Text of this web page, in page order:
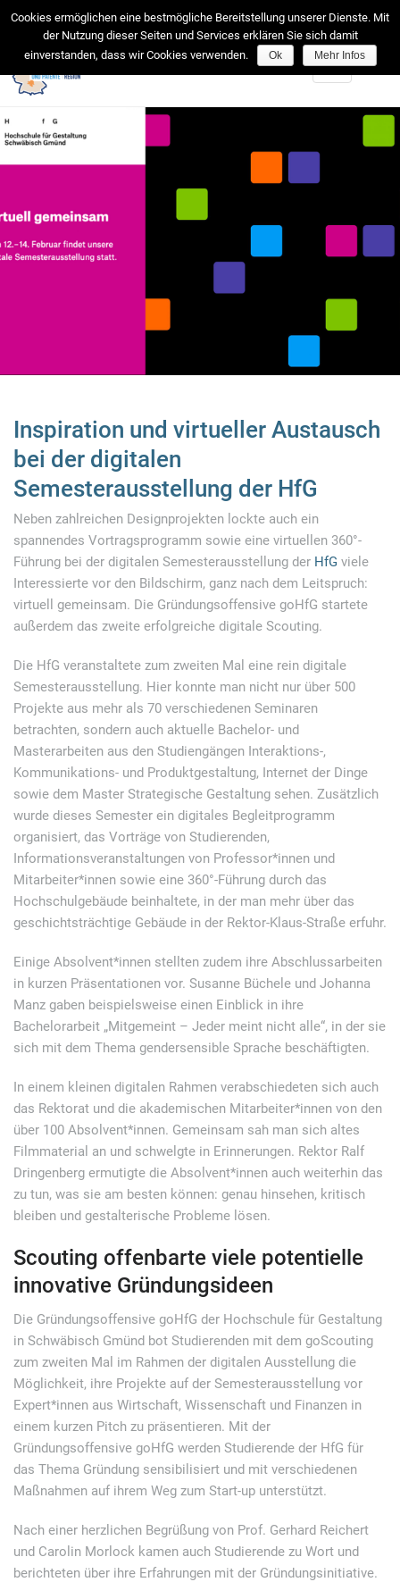
facebook
Toggle
Inspiration und virtueller Austausch
bei der digitalen
Semesterausstellung der HfG
Neben zahlreichen Designprojekten lockte auch ein
spannendes Vortragsprogramm sowie eine virtuellen 360°-
Führung bei der digitalen Semesterausstellung der HfG viele
Interessierte vor den Bildschirm, ganz nach dem Leitspruch:
virtuell gemeinsam. Die Gründungsoffensive goHfG startete
außerdem das zweite erfolgreiche digitale Scouting.
Die HfG veranstaltete zum zweiten Mal eine rein digitale
Semesterausstellung. Hier konnte man nicht nur über 500
Projekte aus mehr als 70 verschiedenen Seminaren
betrachten, sondern auch aktuelle Bachelor- und
Masterarbeiten aus den Studiengängen Interaktions-,
Kommunikations- und Produktgestaltung, Internet der Dinge
sowie dem Master Strategische Gestaltung sehen. Zusätzlich
wurde dieses Semester ein digitales Begleitprogramm
organisiert, das Vorträge von Studierenden,
Informationsveranstaltungen von Professor*innen und
Mitarbeiter*innen sowie eine 360°-Führung durch das
Hochschulgebäude beinhaltete, in der man mehr über das
geschichtsträchtige Gebäude in der Rektor-Klaus-Straße erfuhr.
Einige Absolvent*innen stellten zudem ihre Abschlussarbeiten
in kurzen Präsentationen vor. Susanne Büchele und Johanna
Manz gaben beispielsweise einen Einblick in ihre
Bachelorarbeit „Mitgemeint – Jeder meint nicht alle“, in der sie
sich mit dem Thema gendersensible Sprache beschäftigten.
In einem kleinen digitalen Rahmen verabschiedeten sich auch
das Rektorat und die akademischen Mitarbeiter*innen von den
über 100 Absolvent*innen. Gemeinsam sah man sich altes
Filmmaterial an und schwelgte in Erinnerungen. Rektor Ralf
Dringenberg ermutigte die Absolvent*innen auch weiterhin das
zu tun, was sie am besten können: genau hinsehen, kritisch
bleiben und gestalterische Probleme lösen.
Scouting offenbarte viele potentielle
innovative Gründungsideen
Die Gründungsoffensive goHfG der Hochschule für Gestaltung
in Schwäbisch Gmünd bot Studierenden mit dem goScouting
zum zweiten Mal im Rahmen der digitalen Ausstellung die
Möglichkeit, ihre Projekte auf der Semesterausstellung vor
Expert*innen aus Wirtschaft, Wissenschaft und Finanzen in
einem kurzen Pitch zu präsentieren. Mit der
Gründungsoffensive goHfG werden Studierende der HfG für
das Thema Gründung sensibilisiert und mit verschiedenen
Maßnahmen auf ihrem Weg zum Start-up unterstützt.
Nach einer herzlichen Begrüßung von Prof. Gerhard Reichert
und Carolin Morlock kamen auch Studierende zu Wort und
berichteten über ihre Erfahrungen mit der Gründungsinitiative.
Cookies ermöglichen eine bestmögliche Bereitstellung unserer Dienste. Mit
der Nutzung dieser Seiten und Services erklären Sie sich damit
einverstanden, dass wir Cookies verwenden.
Ok Mehr Infos